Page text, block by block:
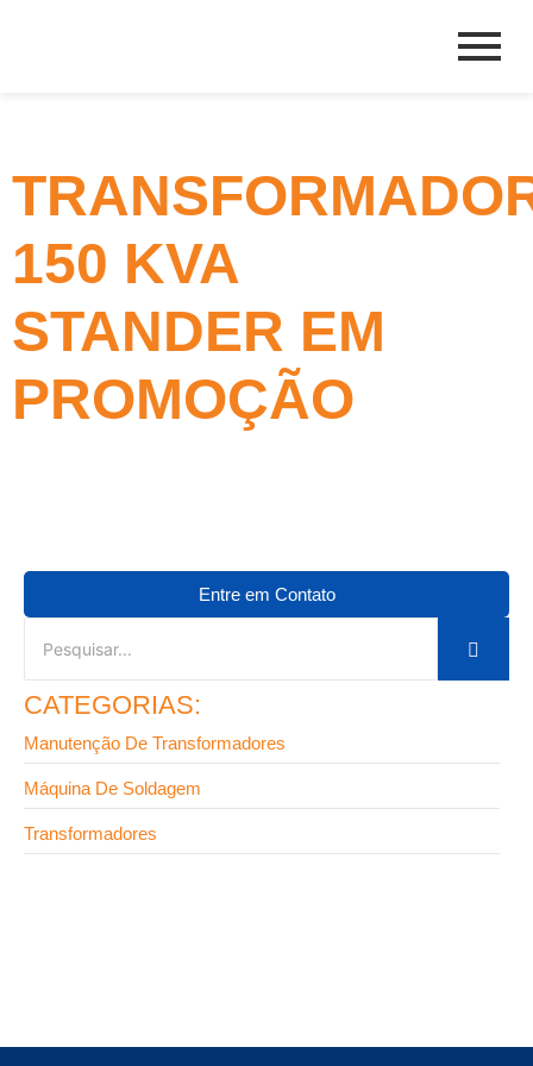
150 KVA
STANDER EM
PROMOÇÃO
Entre em Contato
CATEGORIAS:
Manutenção De Transformadores
Máquina De Soldagem
Transformadores